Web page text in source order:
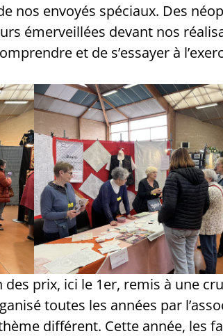
nos envoyés spéciaux. Des
émerveillées devant nos
et de s’essayer à
prix, ici le 1er, remis à une
toutes les années par
différent. Cette année, les